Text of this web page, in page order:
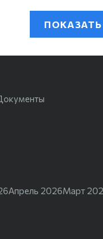
Апрель 2026Март